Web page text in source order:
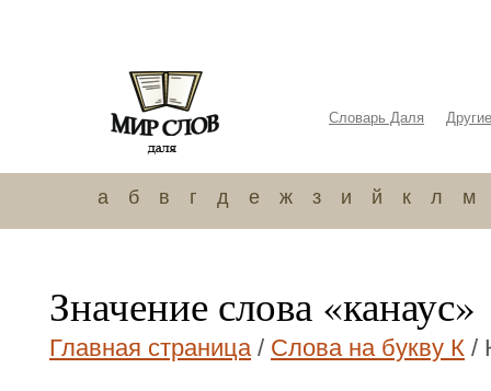
Словарь Даля
а б в г д е ж з и й к л м
Значение слова «канаус»
Главная страница/ Слова на букву К /